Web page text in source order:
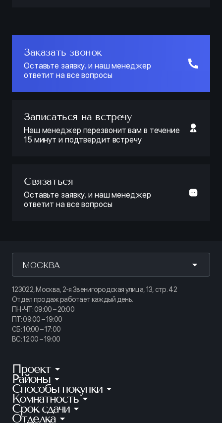
Заказать звонок
Оставьте заявку, и наш менеджер
ответит на все вопросы
Записаться на встречу
Наш менеджер перезвонит вам в течение
15 минут и подтвердит встречу
Связаться
Оставьте заявку, и наш менеджер
ответит на все вопросы
МОСКВА
123022, Москва, 2-я Звенигородская улица, 13, стр. 42
Отдел продаж работает каждый день.
ПН-ЧТ: 09:00 – 20:00
ПТ: 09:00 – 19:00
СБ: 10:00 – 17:00
ВС: 12:00 – 19:00
Проект
КИНОПАРК
ТАЙМ СКВЕР
АУРУМ
ГРАНАТ
Районы
Калининский
Приморский
Петроградский
Способы покупки
Ипотека
Рассрочка
Комнатность
Студии
Срок сдачи
Готовые квартиры
Отделка